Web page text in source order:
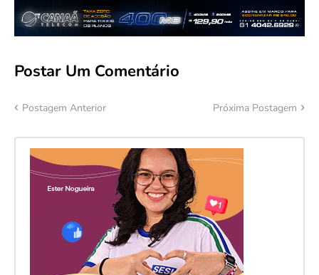
Postar Um Comentário
Postagem Anterior Próxima Postagem